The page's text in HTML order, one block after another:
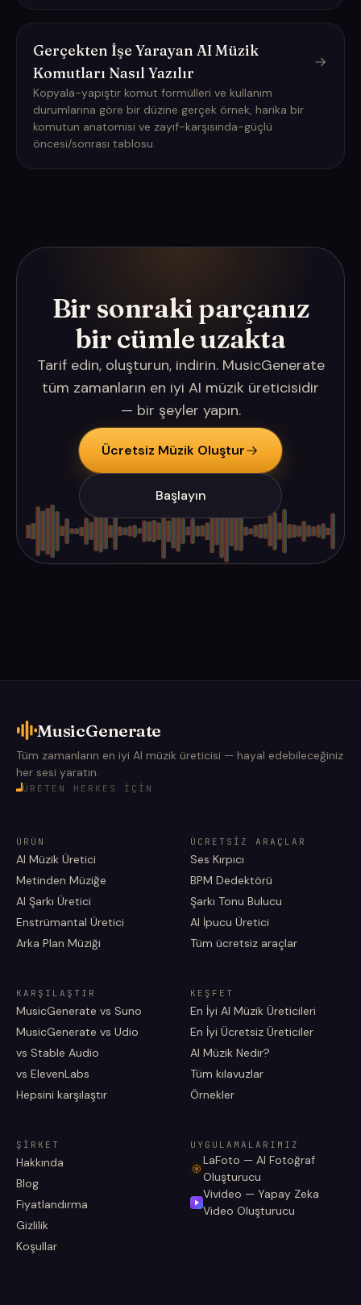
Gerçekten İşe Yarayan AI Müzik
Komutları Nasıl Yazılır
Kopyala-yapıştır komut formülleri ve kullanım
durumlarına göre bir düzine gerçek örnek, harika bir
komutun anatomisi ve zayıf-karşısında-güçlü
öncesi/sonrası tablosu.
Bir sonraki parçanız
bir cümle uzakta
Tarif edin, oluşturun, indirin. MusicGenerate
tüm zamanların en iyi AI müzik üreticisidir
— bir şeyler yapın.
Ücretsiz Müzik Oluştur
Başlayın
MusicGenerate
Tüm zamanların en iyi AI müzik üreticisi — hayal edebileceğiniz
her sesi yaratın.
ÜRETEN HERKES IÇIN
ÜRÜN
AI Müzik Üretici
Metinden Müziğe
AI Şarkı Üretici
Enstrümantal Üretici
Arka Plan Müziği
ÜCRETSIZ ARAÇLAR
Ses Kırpıcı
BPM Dedektörü
Şarkı Tonu Bulucu
AI İpucu Üretici
Tüm ücretsiz araçlar
KARŞILAŞTIR
MusicGenerate vs Suno
MusicGenerate vs Udio
vs Stable Audio
vs ElevenLabs
Hepsini karşılaştır
KEŞFET
En İyi AI Müzik Üreticileri
En İyi Ücretsiz Üreticiler
AI Müzik Nedir?
Tüm kılavuzlar
Örnekler
ŞIRKET
Hakkında
Blog
Fiyatlandırma
Gizlilik
Koşullar
UYGULAMALARIMIZ
LaFoto — AI Fotoğraf
Oluşturucu
Vivideo — Yapay Zeka
Video Oluşturucu